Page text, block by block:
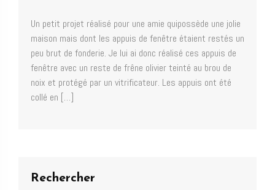
Un petit projet réalisé pour une amie quipossède une jolie
maison mais dont les appuis de fenêtre étaient restés un
peu brut de fonderie. Je lui ai donc réalisé ces appuis de
fenêtre avec un reste de frêne olivier teinté au brou de
noix et protégé par un vitrificateur. Les appuis ont été
collé en […]
Rechercher